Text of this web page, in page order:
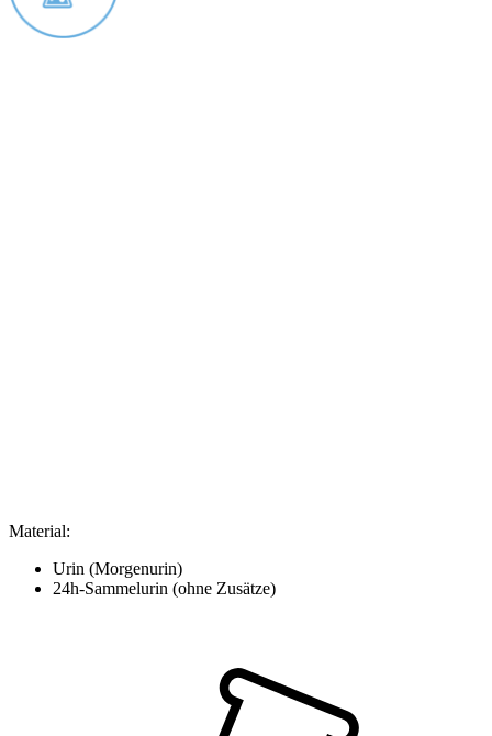
Material:
Urin (Morgenurin)
24h-Sammelurin (ohne Zusätze)